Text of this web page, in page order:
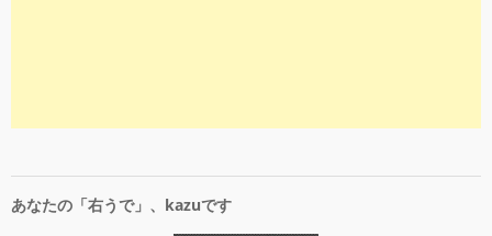
あなたの「右うで」、kazuです